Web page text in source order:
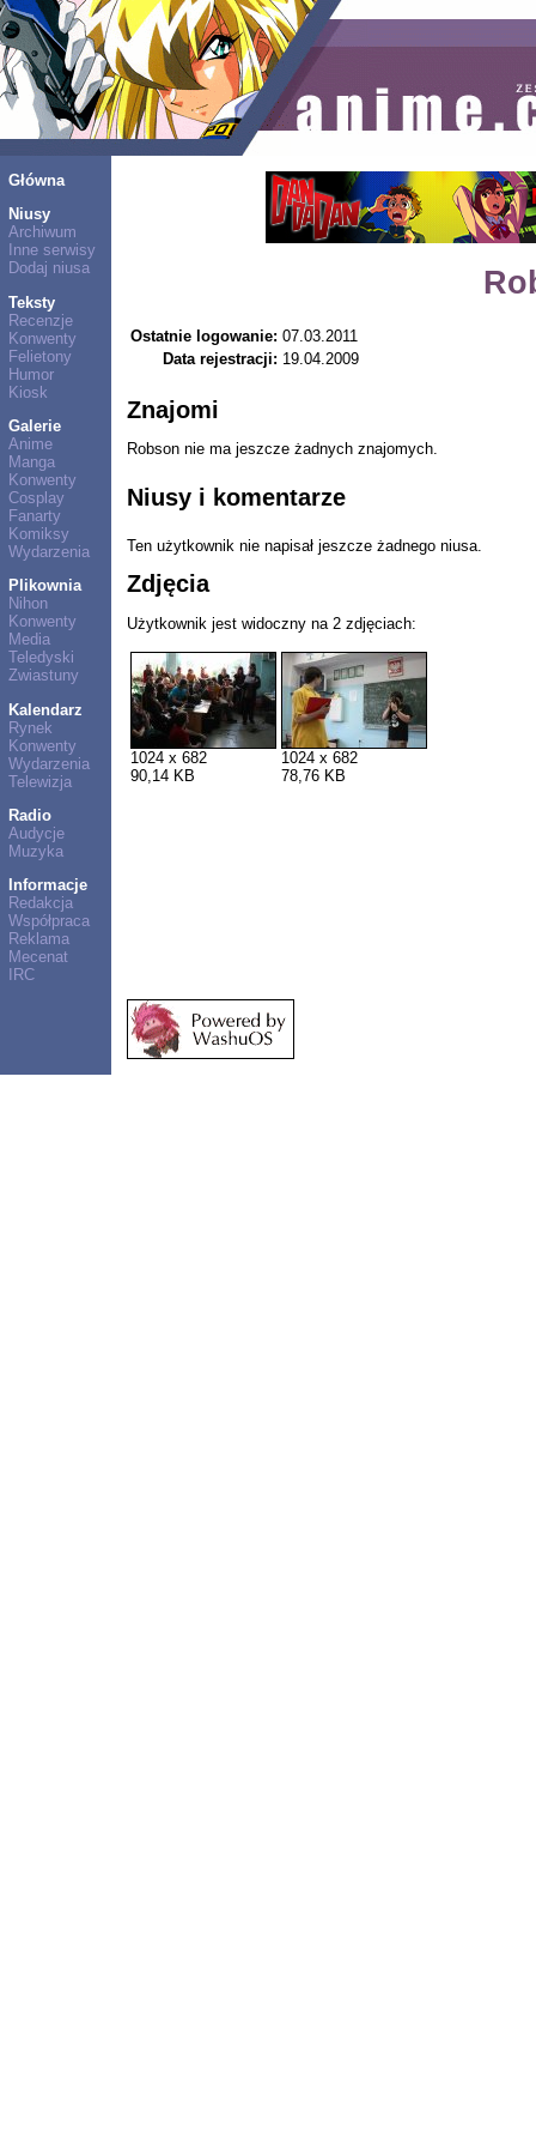
Główna
Niusy
Archiwum
Inne serwisy
Dodaj niusa
Teksty
Recenzje
Konwenty
Felietony
Humor
Kiosk
Galerie
Anime
Manga
Konwenty
Cosplay
Fanarty
Komiksy
Wydarzenia
Plikownia
Nihon
Konwenty
Media
Teledyski
Zwiastuny
Kalendarz
Rynek
Konwenty
Wydarzenia
Telewizja
Radio
Audycje
Muzyka
Informacje
Redakcja
Współpraca
Reklama
Mecenat
IRC
Ostatnie logowanie: 07.03.2011
Data rejestracji: 19.04.2009
Znajomi
Robson nie ma jeszcze żadnych znajomych.
Niusy i komentarze
Ten użytkownik nie napisał jeszcze żadnego niusa.
Zdjęcia
Użytkownik jest widoczny na 2 zdjęciach:
1024 x 682
90,14 KB
1024 x 682
78,76 KB